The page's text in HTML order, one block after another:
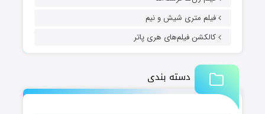
فیلم متری شیش و نیم
کالکشن فیلم‌های هری پاتر
دسته بندی